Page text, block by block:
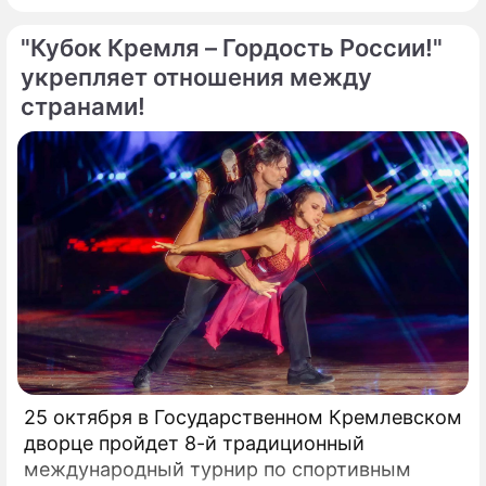
"Кубок Кремля – Гордость России!"
укрепляет отношения между
странами!
25 октября в Государственном Кремлевском
дворце пройдет 8-й традиционный
международный турнир по спортивным